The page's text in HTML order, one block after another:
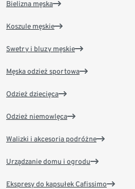
Bielizna męska
Koszule męskie
Swetry i bluzy męskie
Męska odzież sportowa
Odzież dziecięca
Odzież niemowlęca
Walizki i akcesoria podróżne
Urządzanie domu i ogrodu
Ekspresy do kapsułek Cafissimo